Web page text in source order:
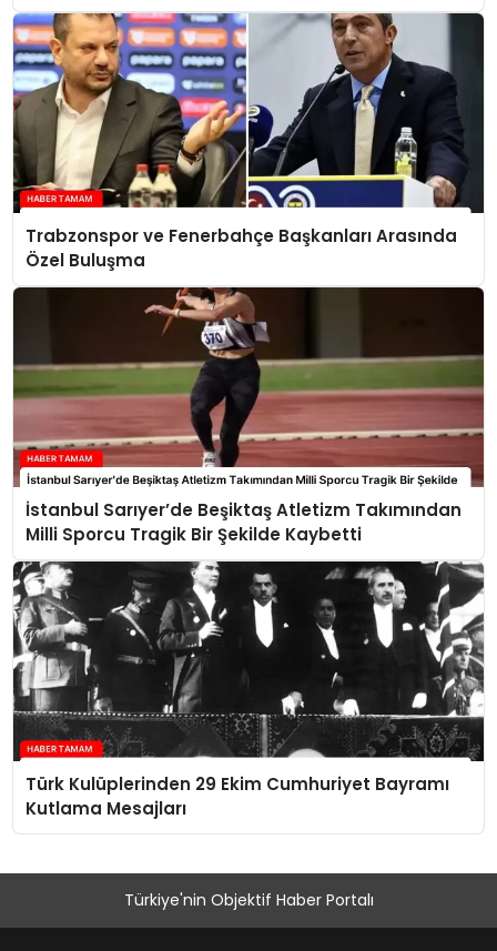
Trabzonspor ve Fenerbahçe Başkanları Arasında
Özel Buluşma
İstanbul Sarıyer’de Beşiktaş Atletizm Takımından
Milli Sporcu Tragik Bir Şekilde Kaybetti
Türk Kulüplerinden 29 Ekim Cumhuriyet Bayramı
Kutlama Mesajları
Türkiye'nin Objektif Haber Portalı